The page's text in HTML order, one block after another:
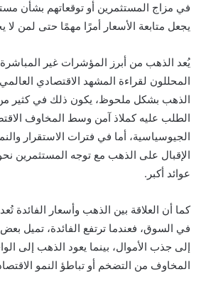
في مزاج المستثمرين أو توقعاتهم بشأن
يجعل متابعة الأسعار أمرًا مهمًا حتى لمن
يُعد الذهب من أبرز المؤشرات غير المباشرة
المحللون لقراءة المشهد الاقتصادي
الذهب بشكل ملحوظ، يكون ذلك في كثير من
الطلب عليه كملاذ آمن وسط المخاوف
الجيوسياسية، أما في فترات الاستقرار
الإقبال على الذهب مع توجه المستثمرين
عوائد أكبر.
كما أن العلاقة بين الذهب وأسعار الفائدة
في السوق، فعندما ترتفع الفائدة، تميل
إلى جذب الأموال، بينما يعود الذهب إلى
المخاوف من التضخم أو تباطؤ النمو